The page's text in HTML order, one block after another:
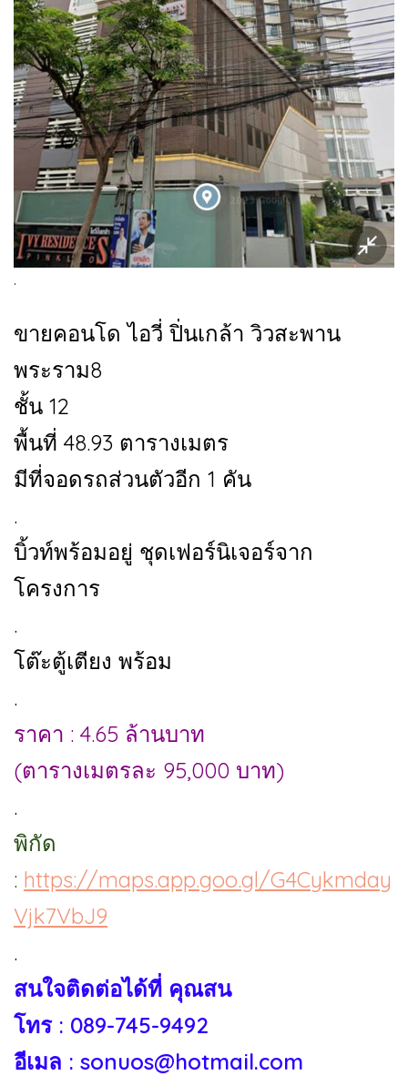
.
ขายคอนโด ไอวี่ ปิ่นเกล้า วิวสะพาน
พระราม8
ชั้น 12
พื้นที่ 48.93 ตารางเมตร
มีที่จอดรถส่วนตัวอีก 1 คัน
.
บิ้วท์พร้อมอยู่ ชุดเฟอร์นิเจอร์จาก
โครงการ
.
โต๊ะตู้เตียง พร้อม
.
ราคา : 4.65 ล้านบาท
(ตารางเมตรละ 95,000 บาท)
.
พิกัด
: https://maps.app.goo.gl/G4Cykmday
Vjk7VbJ9
.
สนใจติดต่อได้ที่ คุณสน
โทร : 089-745-9492
อีเมล : sonuos@hotmail.com